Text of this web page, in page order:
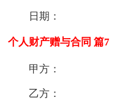
日期：
个人财产赠与合同 篇7
甲方：
乙方：